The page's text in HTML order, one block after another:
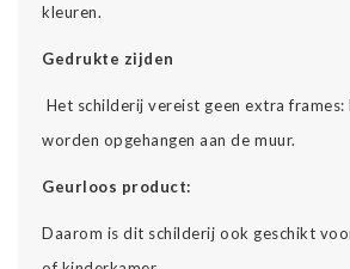
kleuren.
Gedrukte zijden
Het schilderij vereist geen extra
worden opgehangen aan de muur.
Geurloos product:
Daarom is dit schilderij ook geschikt